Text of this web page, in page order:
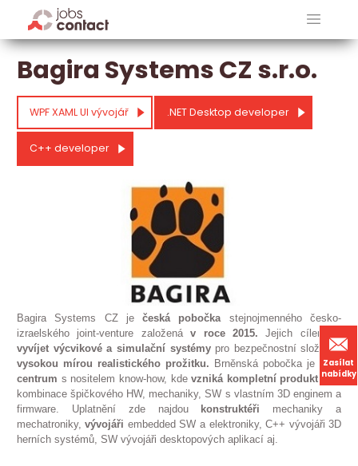
Zasílat
nabídky
Bagira Systems CZ s.r.o.
WPF XAML UI vývojář .NET Desktop developer
C++ developer
Bagira Systems CZ ječeská pobočkastejnojmenného česko-
izraelského joint-venture založenáv roce 2015. Jejich cílem je
vyvíjet výcvikové a simulační systémypro bezpečnostní složky s
vysokou mírou realistického prožitku. Brněnská pobočka je
R&D
centrum s nositelem know-how, kdevzniká kompletní produkt jako
kombinace špičkového HW, mechaniky, SW s vlastním 3D enginem a
firmware. Uplatnění zde najdou
konstruktéři mechaniky a
mechatroniky,vývojáři embedded SW a elektroniky, C++ vývojáři 3D
herních systémů, SW vývojáři desktopových aplikací aj.